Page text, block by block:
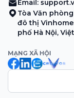
Email:
Tòa Văn
đô thị
phố Hà Nội,
MẠNG XÃ HỘI